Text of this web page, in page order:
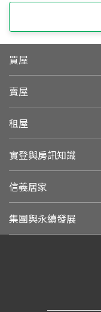
買屋
賣屋
租屋
實登與房訊知識
信義居家
集團與永續發展